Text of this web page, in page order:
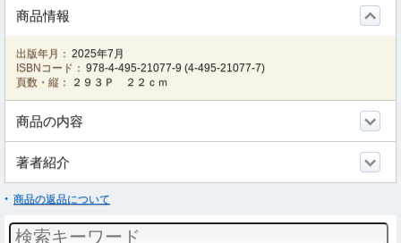
商品情報
出版年月： 2025年7月
ISBNコード： 978-4-495-21077-9 (4-495-21077-7)
頁数・縦：
２９３Ｐ ２２ｃｍ
商品の内容
著者紹介
商品の返品について